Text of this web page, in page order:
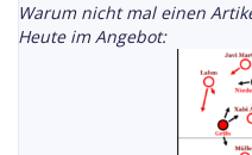
Warum nicht mal einen
Heute im Angebot: